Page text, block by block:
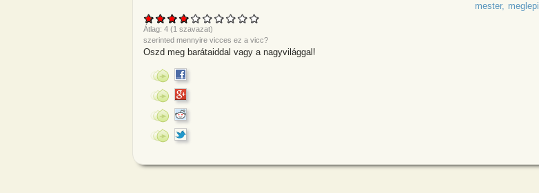
meglepi
mester
Átlag: 4 (1 szavazat)
szerinted mennyire vicces ez a vicc?
Oszd meg barátaiddal vagy a nagyvilággal!